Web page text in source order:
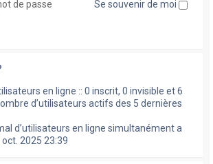
de passe Se souvenir de moi
en ligne :: 0 inscrit, 0 invisible et 6
d’utilisateurs actifs des 5 dernières
d’utilisateurs en ligne simultanément a
oct. 2025 23:39